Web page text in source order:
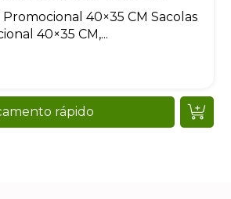
40×35 CM Sacolas
40×35 CM,...
rápido